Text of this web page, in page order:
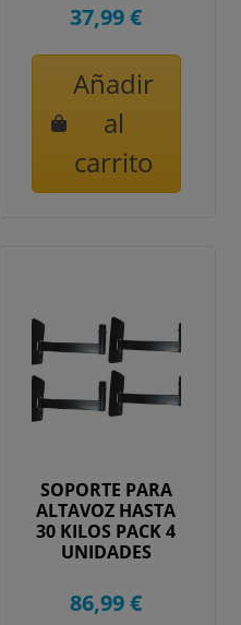
37,99 €
Añadir
al
carrito
SOPORTE PARA
ALTAVOZ HASTA
30 KILOS PACK 4
UNIDADES
86,99 €